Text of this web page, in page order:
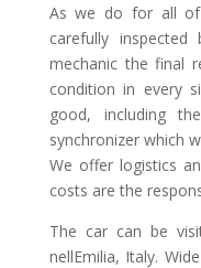
As we do for all
carefully
mechanic the final
condition in every
good, including
synchronizer which
We offer logistics
costs are the
The car can be
nellEmilia, Italy.